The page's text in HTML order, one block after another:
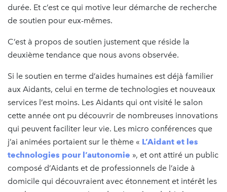
durée. Et c’est ce qui motive leur démarche de recherche
de soutien pour eux-mêmes.
C’est à propos de soutien justement que réside la
deuxième tendance que nous avons observée.
Si le soutien en terme d’aides humaines est déjà familier
aux Aidants, celui en terme de technologies et nouveaux
services l’est moins. Les Aidants qui ont visité le salon
cette année ont pu découvrir de nombreuses innovations
qui peuvent faciliter leur vie. Les micro conférences que
j’ai animées portaient sur le thème « L’Aidant et les
technologies pour l’autonomie », et ont attiré un public
composé d’Aidants et de professionnels de l’aide à
domicile qui découvraient avec étonnement et intérêt les